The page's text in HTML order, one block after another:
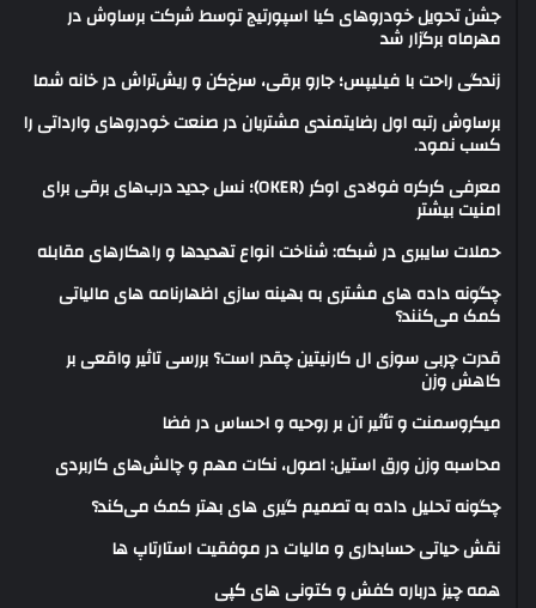
جشن تحویل خودروهای کیا اسپورتیج توسط شرکت برساوش در
مهرماه برگزار شد
زندگی راحت با فیلیپس؛ جارو برقی، سرخ‌کن و ریش‌تراش در خانه شما
برساوش رتبه اول رضایتمندی مشتریان در صنعت خودروهای وارداتی را
کسب نمود.
معرفی کرکره فولادی اوکر (OKER)؛ نسل جدید درب‌های برقی برای
امنیت بیشتر
حملات سایبری در شبکه: شناخت انواع تهدیدها و راهکارهای مقابله
چگونه داده های مشتری به بهینه سازی اظهارنامه های مالیاتی
کمک می‌کنند؟
قدرت چربی سوزی ال کارنیتین چقدر است؟ بررسی تاثیر واقعی بر
کاهش وزن
میکروسمنت و تأثیر آن بر روحیه و احساس در فضا
محاسبه وزن ورق استیل: اصول، نکات مهم و چالش‌های کاربردی
چگونه تحلیل داده به تصمیم گیری های بهتر کمک می‌کند؟
نقش حیاتی حسابداری و مالیات در موفقیت استارتاپ ها
همه چیز درباره کفش و کتونی های کپی